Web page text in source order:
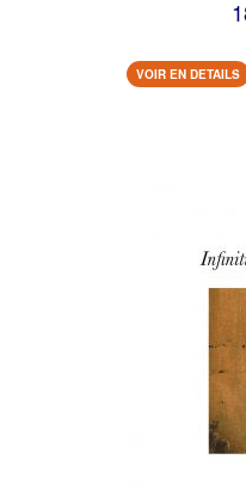
VOIR EN DETAILS